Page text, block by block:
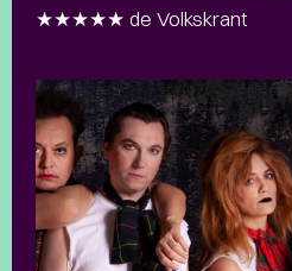
★★★★★ de Volkskrant